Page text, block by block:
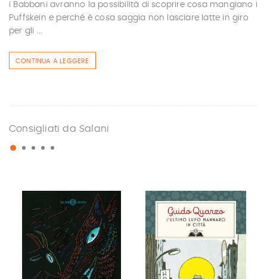
i Babbani avranno la possibilità di scoprire cosa mangiano i
Puffskein e perché è cosa saggia non lasciare latte in giro
per gli ...
CONTINUA A LEGGERE
Consigliati da Salani